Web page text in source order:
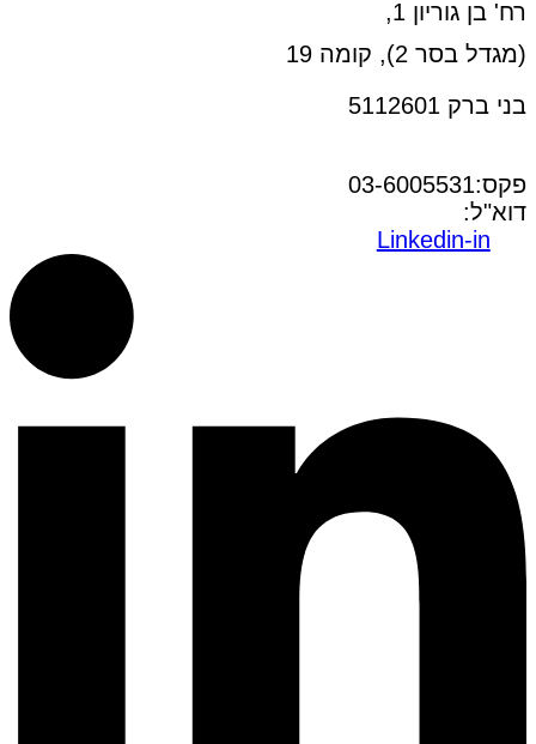
רח' בן גוריון 1,
(מגדל בסר 2), קומה 19
בני ברק 5112601
פקס:03-6005531
דוא"ל:
Linkedin-in